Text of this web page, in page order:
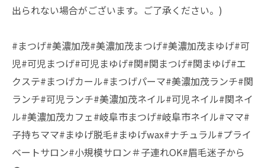
出られない場合がございます。ご了承ください。)
#まつげ#美濃加茂#美濃加茂まつげ#美濃加茂まゆげ#可
児#可児まつげ#可児まゆげ#関#関まつげ#関まゆげ#エ
クステ#まつげカール#まつげパーマ#美濃加茂ランチ#関
ランチ#可児ランチ#美濃加茂ネイル#可児ネイル#関ネイ
ル#美濃加茂カフェ#岐阜市まつげ#岐阜市ネイル#ママ#
子持ちママ#まゆげ脱毛#まゆげwax#ナチュラル#プライ
ベートサロン#小規模サロン＃子連れOK#眉毛迷子から